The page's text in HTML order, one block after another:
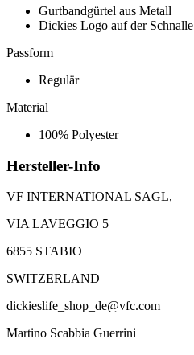
Gurtbandgürtel aus Metall
Dickies Logo auf der Schnalle
Passform
Regulär
Material
100% Polyester
Hersteller-Info
VF INTERNATIONAL SAGL,
VIA LAVEGGIO 5
6855 STABIO
SWITZERLAND
dickieslife_shop_de@vfc.com
Martino Scabbia Guerrini